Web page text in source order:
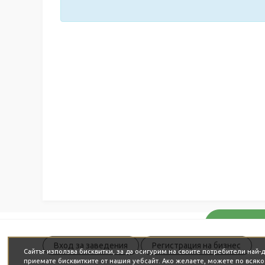
Вход за заведения Регистрация на бизнес
Сайтът използва бисквитки, за да осигурим на своите потребители
приемате бисквитките от нашия уебсайт. Ако желаете, можете по